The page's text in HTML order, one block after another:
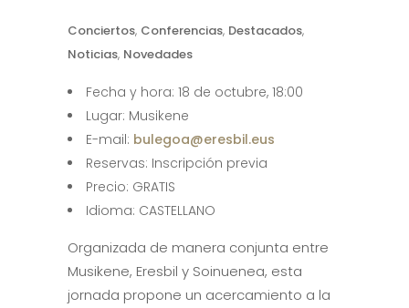
Conciertos, Conferencias, Destacados,
Noticias, Novedades
Fecha y hora: 18 de octubre, 18:00
Lugar: Musikene
E-mail: bulegoa@eresbil.eus
Reservas: Inscripción previa
Precio: GRATIS
Idioma: CASTELLANO
Organizada de manera conjunta entre
Musikene, Eresbil y Soinuenea, esta
jornada propone un acercamiento a la